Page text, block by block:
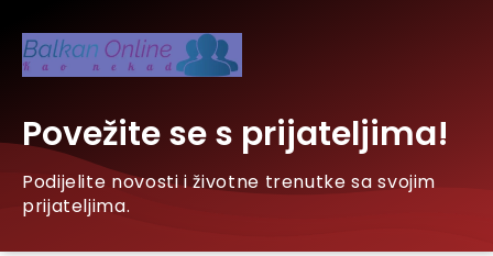
Povežite se s prijateljima!
Podijelite novosti i životne trenutke sa svojim
prijateljima.